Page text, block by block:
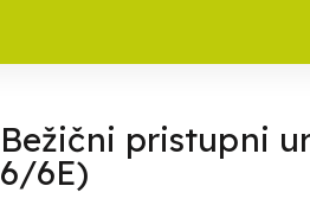
Bežični pristupni
6/6E)